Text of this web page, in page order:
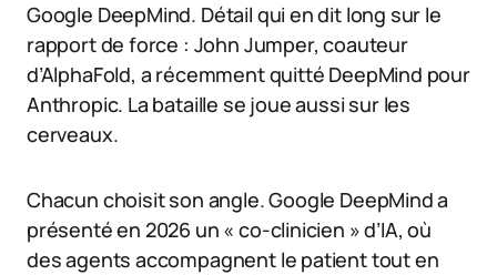
Google DeepMind. Détail qui en dit long sur le
rapport de force : John Jumper, coauteur
d’AlphaFold, a récemment quitté DeepMind pour
Anthropic. La bataille se joue aussi sur les
cerveaux.
Chacun choisit son angle. Google DeepMind a
présenté en 2026 un « co-clinicien » d’IA, où
des agents accompagnent le patient tout en